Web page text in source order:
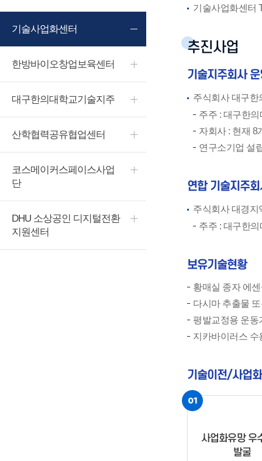
기술사업화센터
한방바이오창업보육센터
대구한의대학교기술지주
산학협력공유협업센터
코스메이커스페이스사업
단
DHU 소상공인 디지털전환
지원센터
기술사업화센터
추진사업
기술지주회사 운
주식회사 대구
주주 : 대구한
자회사 : 현재 8
연구소기업 설
연합 기술지주
주식회사 대경지
주주 : 대구한
보유기술현황
황매실 종자 에
다시마 추출물
평발교정용 운동
지카바이러스 수
기술이전/사업
01
사업화유망 우
발굴